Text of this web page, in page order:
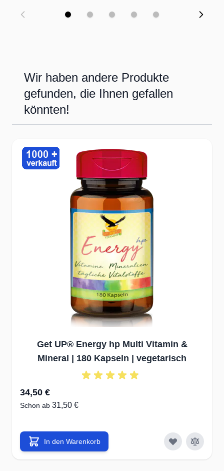
Wir haben andere Produkte
gefunden, die Ihnen gefallen
könnten!
Get UP® Energy hp Multi Vitamin &
Mineral | 180 Kapseln | vegetarisch
34,50 €
Schon ab 31,50 €
In den Warenkorb